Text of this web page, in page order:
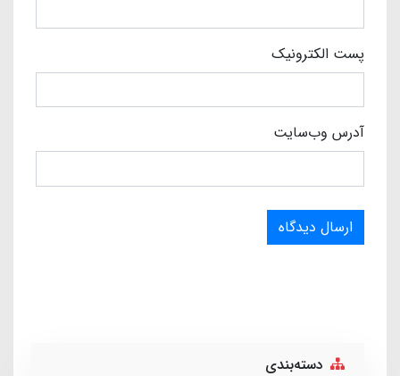
پست الکترونیک
آدرس وب‌سایت
ارسال دیدگاه
دسته‌بندی